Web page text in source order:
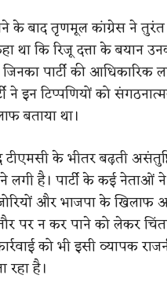
के बाद तृणमूल कांग्रेस ने
था कि रिजू दत्ता के बयान
पार्टी की आधिकारिक
ने इन टिप्पणियों को
बताया था।
टीएमसी के भीतर बढ़ती
है। पार्टी के कई नेताओं ने
और भाजपा के खिलाफ
पर न कर पाने को लेकर
को भी इसी व्यापक
रहा है।